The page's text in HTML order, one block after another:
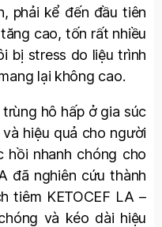
phải kể đến đầu tiên
cao, tốn rất nhiều
bị stress do liệu trình
lại không cao.
hô hấp ở gia súc
hiệu quả cho người
hồi nhanh chóng cho
đã nghiên cứu thành
tiêm KETOCEF LA –
và kéo dài hiệu